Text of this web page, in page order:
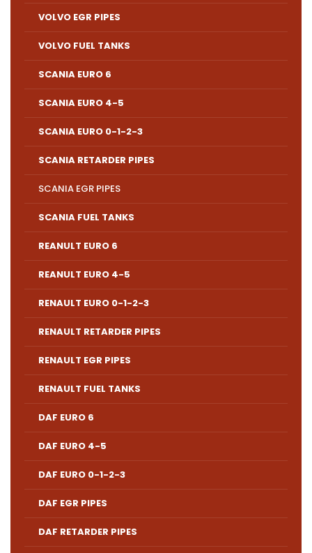
VOLVO EGR PIPES
VOLVO FUEL TANKS
SCANIA EURO 6
SCANIA EURO 4-5
SCANIA EURO 0-1-2-3
SCANIA RETARDER PIPES
SCANIA EGR PIPES
SCANIA FUEL TANKS
REANULT EURO 6
REANULT EURO 4-5
RENAULT EURO 0-1-2-3
RENAULT RETARDER PIPES
RENAULT EGR PIPES
RENAULT FUEL TANKS
DAF EURO 6
DAF EURO 4-5
DAF EURO 0-1-2-3
DAF EGR PIPES
DAF RETARDER PIPES